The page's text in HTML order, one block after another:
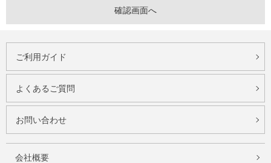
ご利用ガイド
よくあるご質問
お問い合わせ
会社概要